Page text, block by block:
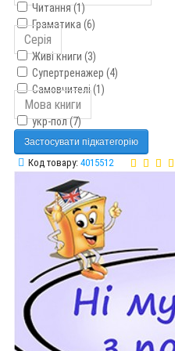
Читання (1)
Граматика (6)
Серія
Живі книги (3)
Супертренажер (4)
Самовчителі (1)
Мова книги
укр-пол (7)
Застосувати підкатегорію
Код товару: 4015512